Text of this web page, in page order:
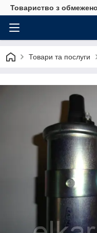
Товариство з
Товари та послуги